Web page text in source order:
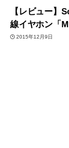
【レビュー】
線イヤホン「
2015年12月9日